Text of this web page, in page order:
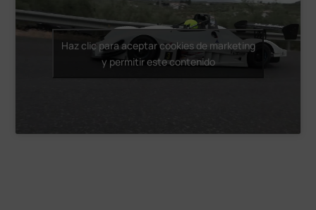
Haz clic para aceptar cookies de marketing
y permitir este contenido